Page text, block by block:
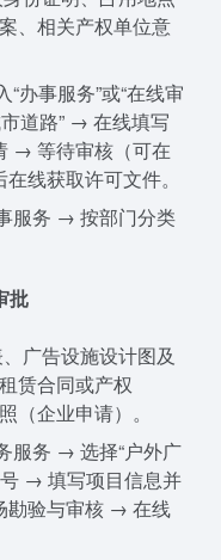
、相关产权单位意
办事服务”或“在线审
道路” → 在线填写
→ 等待审核（可在
线获取许可文件。
服务 → 按部门分类
批
广告设施设计图及
赁合同或产权
（企业申请）。
服务 → 选择“户外广
→ 填写项目信息并
勘验与审核 → 在线